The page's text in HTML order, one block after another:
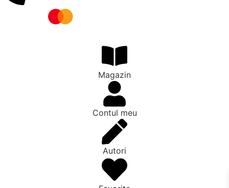
Magazin
Contul meu
Autori